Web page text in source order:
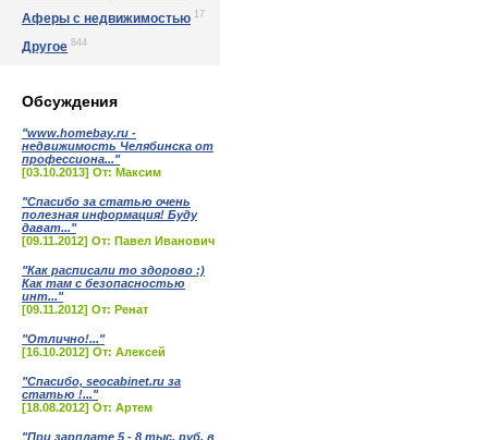
Аферы с недвижимостью 17
Другое 844
Обсуждения
"www.homebay.ru -
недвижимость Челябинска от
профессиона..."
[03.10.2013] От: Максим
"Спасибо за статью очень
полезная информация! Буду
дават..."
[09.11.2012] От: Павел Иванович
"Как расписали то здорово :)
Как там с безопасностью
инт..."
[09.11.2012] От: Ренат
"Отлично!..."
[16.10.2012] От: Алексей
"Спасибо, seocabinet.ru за
статью !..."
[18.08.2012] От: Артем
"При зарплате 5 - 8 тыс. руб. в